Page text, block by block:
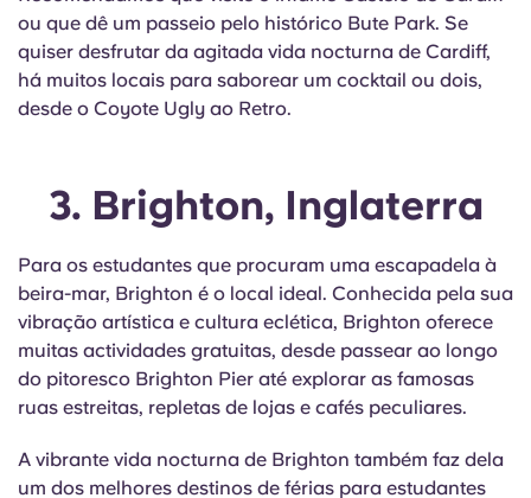
ou que dê um passeio pelo histórico Bute Park. Se
quiser desfrutar da agitada vida nocturna de Cardiff,
há muitos locais para saborear um cocktail ou dois,
desde o Coyote Ugly ao Retro.
3. Brighton, Inglaterra
Para os estudantes que procuram uma escapadela à
beira-mar, Brighton é o local ideal. Conhecida pela sua
vibração artística e cultura eclética, Brighton oferece
muitas actividades gratuitas, desde passear ao longo
do pitoresco Brighton Pier até explorar as famosas
ruas estreitas, repletas de lojas e cafés peculiares.
A vibrante vida nocturna de Brighton também faz dela
um dos melhores destinos de férias para estudantes